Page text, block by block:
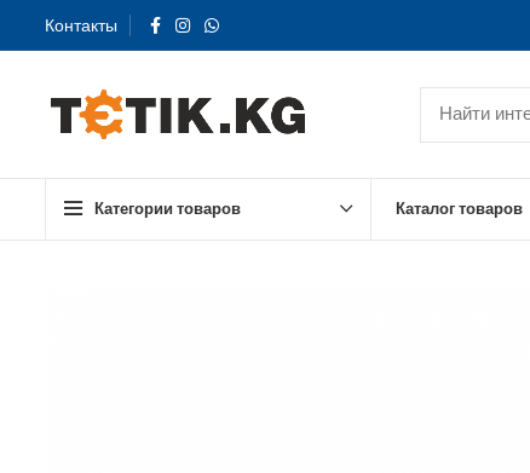
Контакты
Категории товаров Каталог товаров